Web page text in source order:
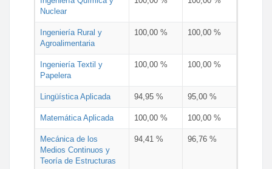
Nuclear
Ingeniería Rural y
Agroalimentaria
100,00 % 100,00 %
Ingeniería Textil y
Papelera
100,00 % 100,00 %
Lingüística Aplicada 94,95 % 95,00 %
Matemática Aplicada 100,00 % 100,00 %
Mecánica de los
Medios Continuos y
Teoría de Estructuras
94,41 % 96,76 %